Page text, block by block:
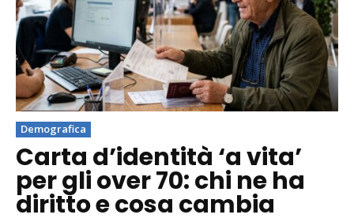
Demografica
Carta d’identità ‘a vita’
per gli over 70: chi ne ha
diritto e cosa cambia